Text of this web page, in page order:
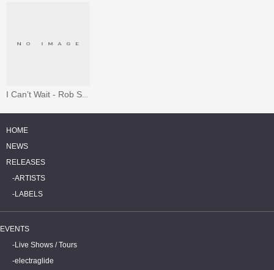
HOME
NEWS
RELEASES
ARTISTS
LABELS
EVENTS
Live Shows / Tours
electraglide